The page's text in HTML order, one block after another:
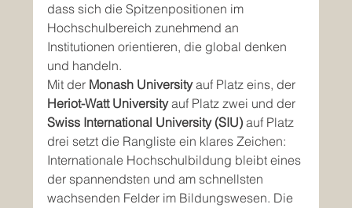
dass sich die Spitzenpositionen im
Hochschulbereich zunehmend an
Institutionen orientieren, die global denken
und handeln.
Mit der Monash University auf Platz eins, der
Heriot-Watt University auf Platz zwei und der
Swiss International University (SIU) auf Platz
drei setzt die Rangliste ein klares Zeichen:
Internationale Hochschulbildung bleibt eines
der spannendsten und am schnellsten
wachsenden Felder im Bildungswesen. Die